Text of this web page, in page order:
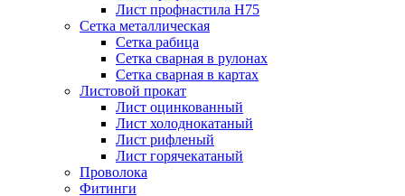
Лист профнастила Н75
Сетка металлическая
Сетка рабица
Сетка сварная в рулонах
Сетка сварная в картах
Листовой прокат
Лист оцинкованный
Лист холоднокатаный
Лист рифленый
Лист горячекатаный
Проволока
Фитинги